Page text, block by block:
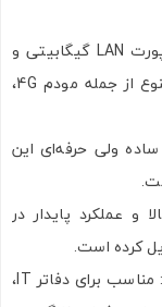
پورت‌های متنوع برای اتصال گسترده: با 5 پورت LAN گیگابیتی و
یک پورت USB، قابلیت اتصال به تجهیزات متنوع از جمله مودم 4G،
ولی حرفه‌ای این
و عملکرد پایدار در
کرده است.
مناسب برای استفاده در سناریوهای حرفه‌ای: مناسب برای دفاتر IT،